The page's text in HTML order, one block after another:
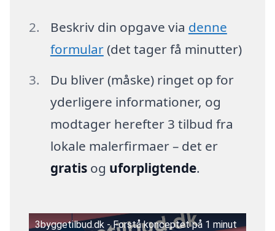
Beskriv din opgave via denne
formular(det tager få minutter)
Du bliver (måske) ringet op for
yderligere informationer, og
modtager herefter 3 tilbud fra
lokale malerfirmaer – det er
gratisog uforpligtende.
3byggetilbud.dk - Forstå konceptet på 1 minut